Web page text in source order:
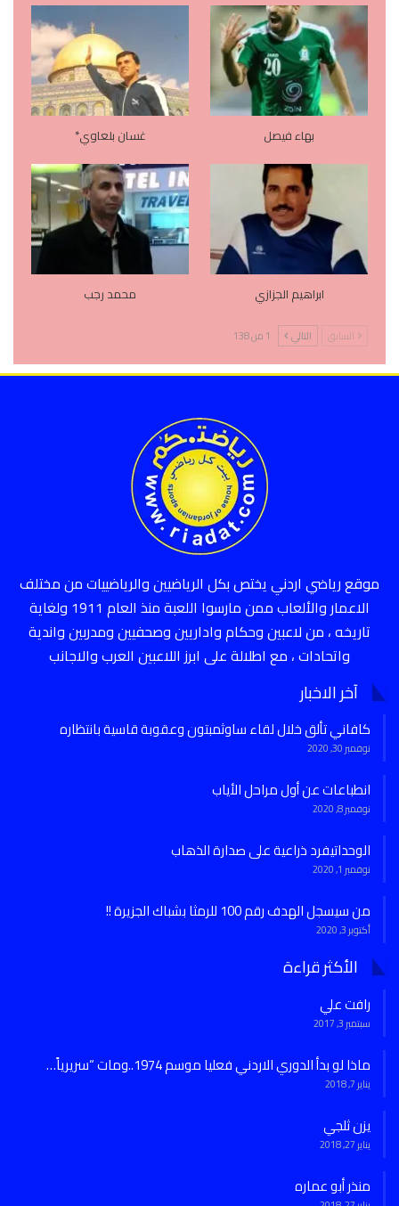
بهاء فيصل غسان بلعاوي*
ابراهيم الجزازي محمد رجب
السابق التالي 1 من 138
موقع رياضي اردني يختص بكل الرياضيين والرياضييات من مختلف
الاعمار والألعاب ممن مارسوا اللعبة منذ العام 1911 ولغاية
تاريخه ، من لاعبين وحكام واداريين وصحفيين ومدربين واندية
واتحادات ، مع اطلالة على ابرز اللاعبين العرب والاجانب
آخر الاخبار
كافاني تألق خلال لقاء ساوثمبتون وعقوبة قاسية بانتظاره
نوفمبر 30, 2020
انطباعات عن أول مراحل الأياب
نوفمبر 8, 2020
الوحداتيفرد ذراعية على صدارة الذهاب
نوفمبر 1, 2020
من سيسجل الهدف رقم 100 للرمثا بشباك الجزيرة !!
أكتوبر 3, 2020
الأكثر قراءة
رافت علي
سبتمبر 3, 2017
ماذا لو بدأ الدوري الاردني فعليا موسم 1974..ومات “سريرياً…
يناير 7, 2018
يزن ثلجي
يناير 27, 2018
منذر أبو عماره